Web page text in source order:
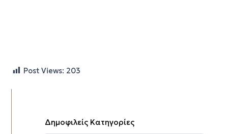
Post Views: 203
Δημοφιλείς Κατηγορίες